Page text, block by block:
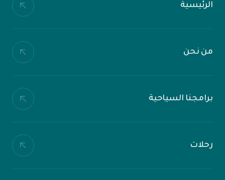
الرئيسية
من نحن
برامجنا السياحية
رحلات